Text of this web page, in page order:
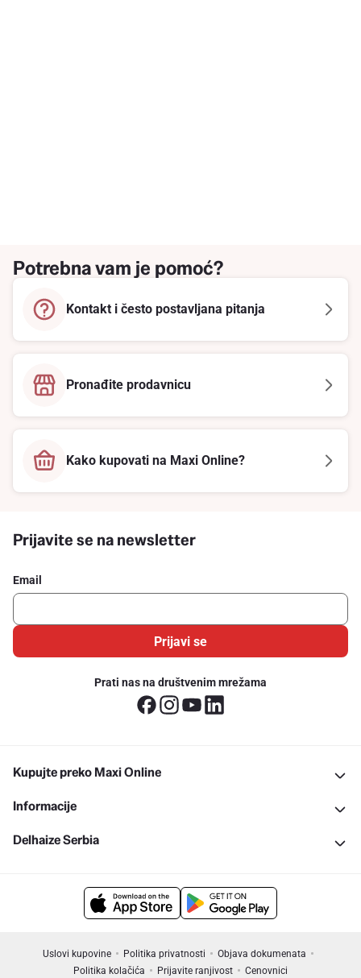
Potrebna vam je pomoć?
Kontakt i često postavljana pitanja
Pronađite prodavnicu
Kako kupovati na Maxi Online?
Prijavite se na newsletter
Email
Prijavi se
Prati nas na društvenim mrežama
Kupujte preko Maxi Online
Informacije
Delhaize Serbia
Uslovi kupovine Politika privatnosti
Objava dokumenata
Politika kolačića
Prijavite ranjivost
Cenovnici